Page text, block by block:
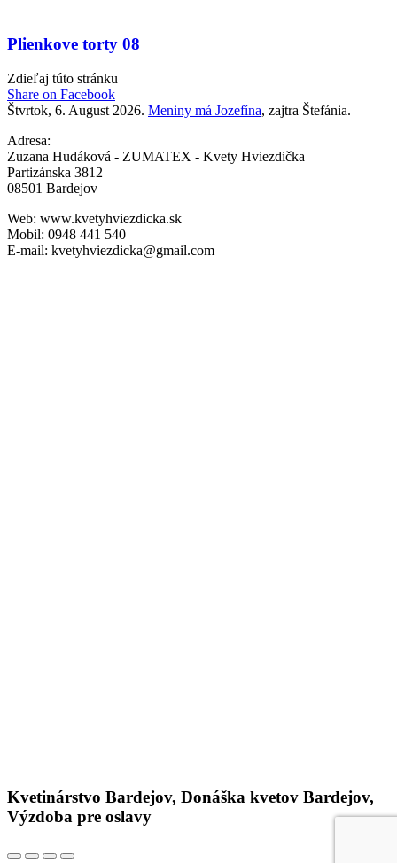
Plienkove torty 08
Zdieľaj túto stránku
Share on FacebookShare
on
Štvrtok, 6. August 2026. Meniny má Jozefína, zajtra Štefánia.
Adresa:
Zuzana Hudáková - ZUMATEX - Kvety Hviezdička
Partizánska 3812
08501 Bardejov
Web: www.kvetyhviezdicka.sk
Mobil: 0948 441 540
E-mail: kvetyhviezdicka@gmail.com
Kvetinárstvo Bardejov, Donáška kvetov Bardejov,
Výzdoba pre oslavy
Go